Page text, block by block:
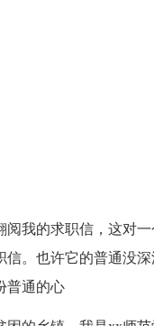
的求职信，这对一
。也许它的普通没
普通的心